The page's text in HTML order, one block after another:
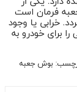
فرمان است
خرابی یا وجود
برای خودرو به
بوش جعبه